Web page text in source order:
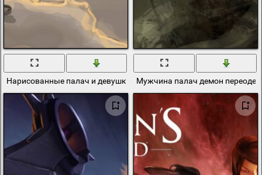
Нарисованные палач и девушка на фоне облаков
Мужчина палач демон